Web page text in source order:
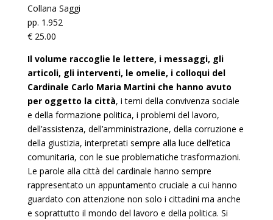
Collana Saggi
pp. 1.952
€ 25.00
Il volume raccoglie le lettere, i messaggi, gli
articoli, gli interventi, le omelie, i colloqui del
Cardinale Carlo Maria Martini che hanno avuto
per oggetto la città, i temi della convivenza sociale
e della formazione politica, i problemi del lavoro,
dell’assistenza, dell’amministrazione, della corruzione e
della giustizia, interpretati sempre alla luce dell’etica
comunitaria, con le sue problematiche trasformazioni.
Le parole alla città del cardinale hanno sempre
rappresentato un appuntamento cruciale a cui hanno
guardato con attenzione non solo i cittadini ma anche
e soprattutto il mondo del lavoro e della politica. Si